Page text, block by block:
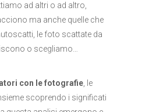
ad altri o ad altro,
ma anche quelle che
le foto scattate da
o scegliamo…
con le fotografie, le
scoprendo i significati